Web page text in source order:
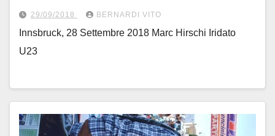
29/09/2018 BERNARDI VITO
Innsbruck, 28 Settembre 2018 Marc Hirschi Iridato
U23